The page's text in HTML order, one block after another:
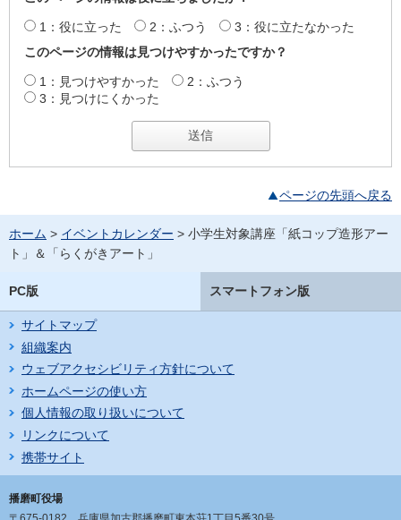
1：役に立った 2：ふつう
3：役に立たなかった
このページの情報は見つけやすかったですか？
1：見つけやすかった
2：ふつう
3：見つけにくかった
ページの先頭へ戻る
ホーム > イベントカレンダー > 小学生対象講座「紙コップ造形アー
ト」＆「らくがきアート」
PC版 スマートフォン版
サイトマップ
組織案内
ウェブアクセシビリティ方針について
ホームページの使い方
個人情報の取り扱いについて
リンクについて
携帯サイト
播磨町役場